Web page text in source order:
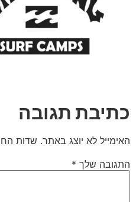
כתיבת תגובה
האימייל לא יוצג באתר. שדות
התגובה שלך *